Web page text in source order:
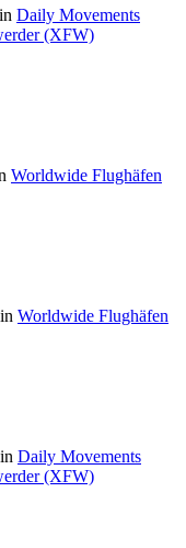
Daily Movements
(XFW)
Worldwide Flughäfen
Worldwide Flughäfen
Daily Movements
(XFW)